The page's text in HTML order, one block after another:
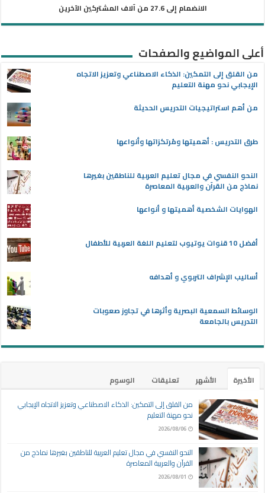
الانضمام إلى 27.6 من آلاف المشتركين الآخرين
أعلى المواضيع والصفحات
من القلق إلى التمكين: الذكاء الاصطناعي وتعزيز الاتجاه
الإيجابي نحو مهنة التعليم
من أهم استراتيجيات التدريس الحديثة
طرق التدريس : أهميتها ومُرتكزاتها وأنواعها
النحو النفسي في مجال تعليم العربية للناطقين بغيرها
نماذج من القرآن والعربية المعاصرة
الهوايات الشخصية أهميتها و أنواعها
أفضل 10 قنوات يوتيوب لتعليم اللغة العربية للأطفال
أساليب الإشراف التربوي و أهدافه
الوسائط السمعية البصرية وأثرها في تجاوز صعوبات
التدريس بالجامعة
الأخيرة الأشهر تعليقات
الوسوم
من القلق إلى التمكين: الذكاء الاصطناعي وتعزيز الاتجاه الإيجابي
نحو مهنة التعليم
2026/08/06
النحو النفسي في مجال تعليم العربية للناطقين بغيرها نماذج من
القرآن والعربية المعاصرة
2026/08/01